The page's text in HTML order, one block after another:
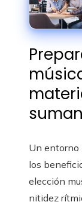
suman
Un entorno
los
elección
nitidez